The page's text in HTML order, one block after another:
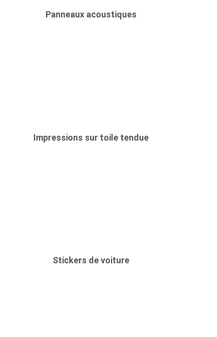
Panneaux acoustiques
Impressions sur toile tendue
Stickers de voiture